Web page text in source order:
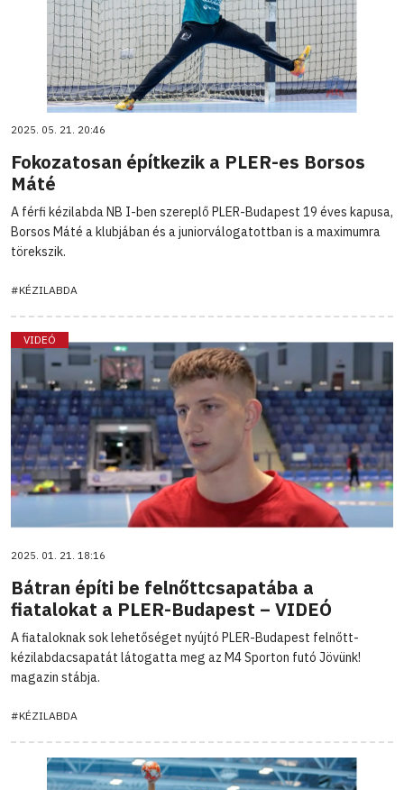
2025. 05. 21. 20:46
Fokozatosan építkezik a PLER-es Borsos
Máté
A férfi kézilabda NB I-ben szereplő PLER-Budapest 19 éves kapusa,
Borsos Máté a klubjában és a juniorválogatottban is a maximumra
törekszik.
#KÉZILABDA
VIDEÓ
2025. 01. 21. 18:16
Bátran építi be felnőttcsapatába a
fiatalokat a PLER-Budapest – VIDEÓ
A fiataloknak sok lehetőséget nyújtó PLER-Budapest felnőtt-
kézilabdacsapatát látogatta meg az M4 Sporton futó Jövünk!
magazin stábja.
#KÉZILABDA